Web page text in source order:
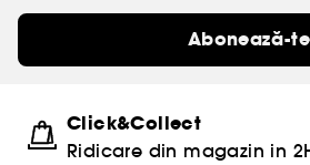
Abonează-te
Click&Collect
Ridicare din magazin in